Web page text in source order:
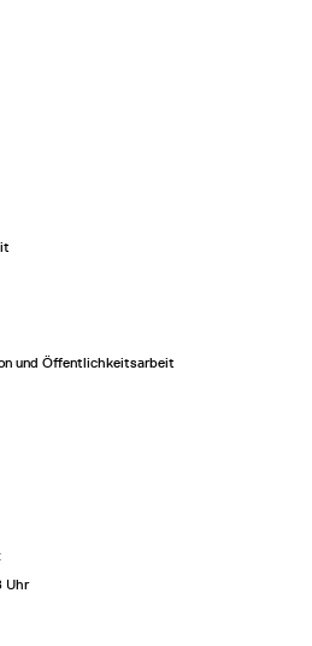
und Öffentlichkeitsarbeit
Uhr